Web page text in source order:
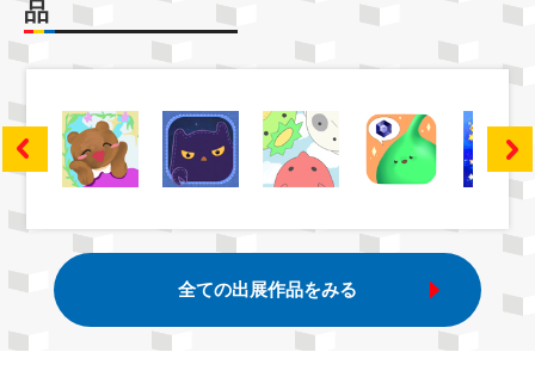
品
全ての出展作品をみる